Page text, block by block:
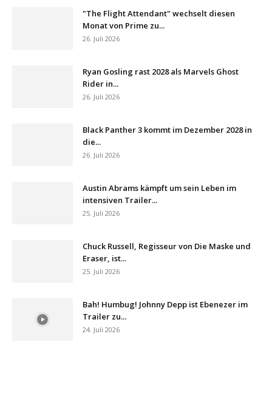
"The Flight Attendant" wechselt diesen
Monat von Prime zu...
26. Juli 2026
Ryan Gosling rast 2028 als Marvels Ghost
Rider in...
26. Juli 2026
Black Panther 3 kommt im Dezember 2028 in
die...
26. Juli 2026
Austin Abrams kämpft um sein Leben im
intensiven Trailer...
25. Juli 2026
Chuck Russell, Regisseur von Die Maske und
Eraser, ist...
25. Juli 2026
Bah! Humbug! Johnny Depp ist Ebenezer im
Trailer zu...
24. Juli 2026